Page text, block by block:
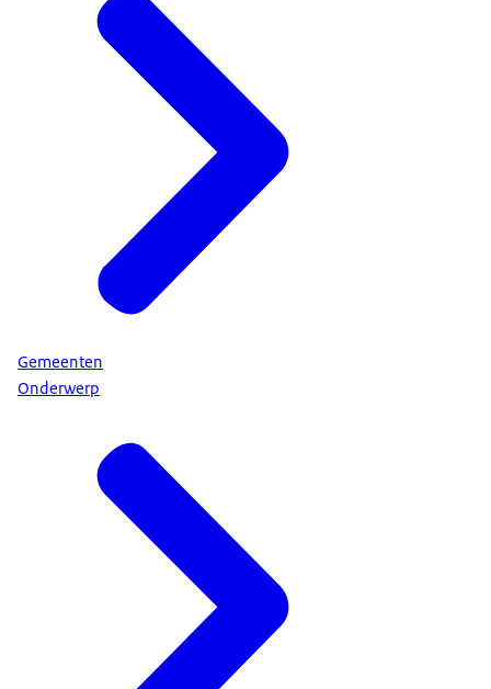
Gemeenten
Onderwerp